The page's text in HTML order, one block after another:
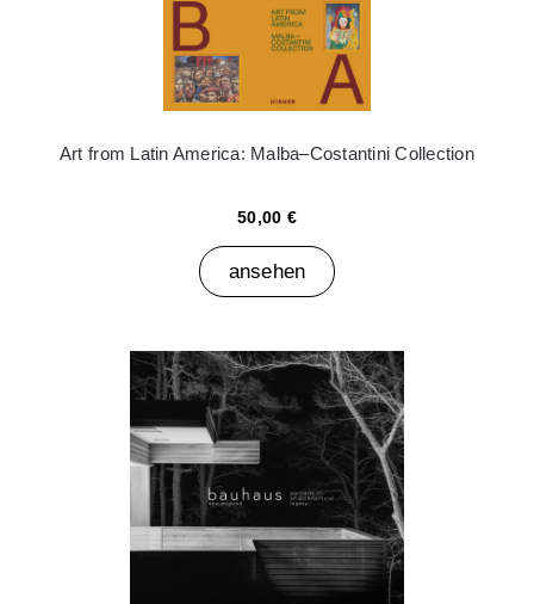
Art from Latin America: Malba–Costantini Collection
50,00 €
ansehen